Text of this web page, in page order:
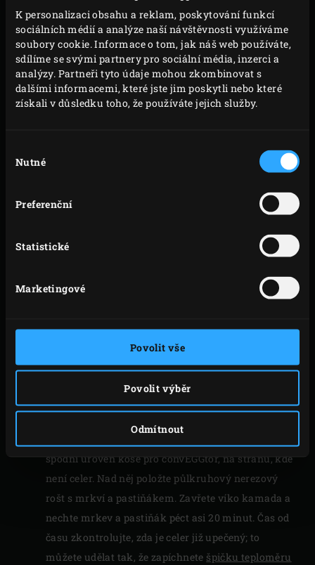
K personalizaci obsahu a reklam, poskytování funkcí
sociálních médií a analýze naší návštěvnosti využíváme
soubory cookie. Informace o tom, jak náš web používáte,
sdílíme se svými partnery pro sociální média, inzerci a
analýzy. Partneři tyto údaje mohou zkombinovat s
dalšími informacemi, které jste jim poskytli nebo které
získali v důsledku toho, že používáte jejich služby.
souhlasu
Nutné
Preferenční
Statistické
Marketingové
Povolit vše
Povolit výběr
Odmítnout
půlkruhovými nerezovými rošty. Na rošt postavte
smaltovaný litinový hrnec.
Pro přípravu ozdoby nalijte polovinu olivového
oleje do pánve, přidejte plátky hub a několik minut
je smažte. Občas promíchejte a po každé akci
pánve nalijte olivový olej na polévku, přidejte cibuli
nezesklovatí; občas promíchejte.
listy a zalijte sójovou omáčkou a vodou. Zavřete
Vyjměte litinový hrnec a nerezový koš pro
convEGGtor z kamada, otočte celer a vraťte koš a
crème fraîche a zavřete víko Big Green Egg.
spodní úroveň koše pro convEGGtor, na stranu, kde
není celer. Nad něj položte půlkruhový nerezový
rošt s mrkví a pastiňákem. Zavřete víko kamada a
nechte mrkev a pastiňák péct asi 20 minut. Čas od
času zkontrolujte, zda je celer již upečený; to
můžete udělat tak, že zapíchnete špičku teploměru